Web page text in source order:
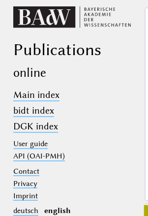
Publications
online
Main index
bidt index
DGK index
User guide
API (OAI-PMH)
Contact
Privacy
Imprint
deutsch
english